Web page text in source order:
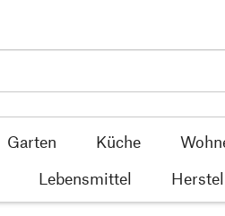
Garten Küche
Lebensmittel